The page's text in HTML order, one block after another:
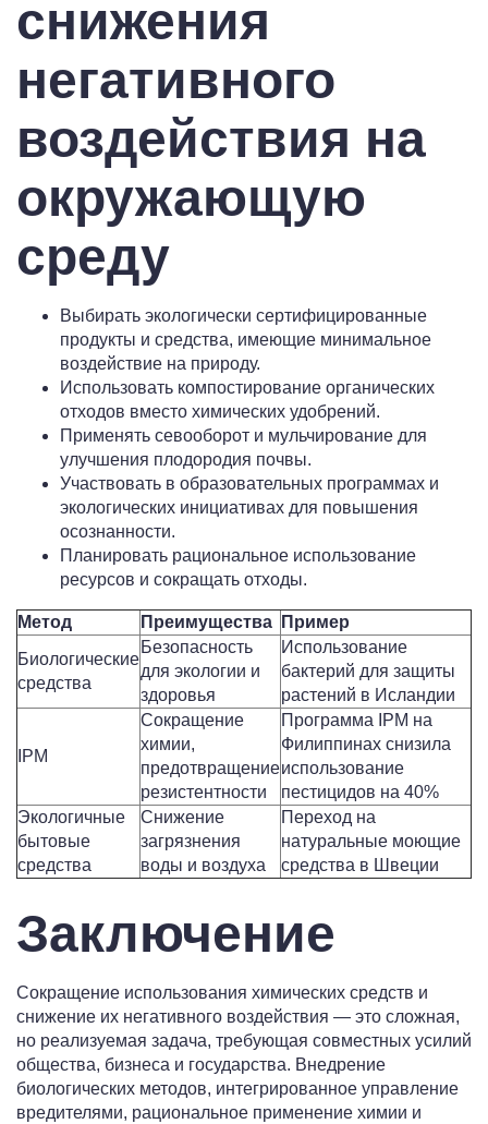
снижения
негативного
воздействия на
окружающую
среду
Выбирать экологически сертифицированные
продукты и средства, имеющие минимальное
воздействие на природу.
Использовать компостирование органических
отходов вместо химических удобрений.
Применять севооборот и мульчирование для
улучшения плодородия почвы.
Участвовать в образовательных программах и
экологических инициативах для повышения
осознанности.
Планировать рациональное использование
ресурсов и сокращать отходы.
Метод Преимущества
Пример
Биологические
средства
Безопасность
для экологии и
здоровья
Использование
бактерий для защиты
растений в Исландии
IPM
Сокращение
химии,
предотвращение
резистентности
Программа IPM на
Филиппинах снизила
использование
пестицидов на 40%
Экологичные
бытовые
средства
Снижение
загрязнения
воды и воздуха
Переход на
натуральные моющие
средства в Швеции
Заключение
Сокращение использования химических средств и
снижение их негативного воздействия — это сложная,
но реализуемая задача, требующая совместных усилий
общества, бизнеса и государства. Внедрение
биологических методов, интегрированное управление
вредителями, рациональное применение химии и